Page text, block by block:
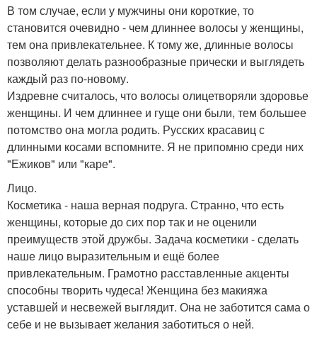
В том случае, если у мужчины они короткие, то
становится очевидно - чем длиннее волосы у женщины,
тем она привлекательнее. К тому же, длинные волосы
позволяют делать разнообразные прически и выглядеть
каждый раз по-новому.
Издревне считалось, что волосы олицетворяли здоровье
женщины. И чем длиннее и гуще они были, тем большее
потомство она могла родить. Русских красавиц с
длинными косами вспомните. Я не припомню среди них
"Ежиков" или "каре".
Лицо.
Косметика - наша верная подруга. Странно, что есть
женщины, которые до сих пор так и не оценили
преимуществ этой дружбы. Задача косметики - сделать
наше лицо выразительным и ещё более
привлекательным. Грамотно расставленные акценты
способны творить чудеса! Женщина без макияжа
уставшей и несвежей выглядит. Она не заботится сама о
себе и не вызывает желания заботиться о ней.